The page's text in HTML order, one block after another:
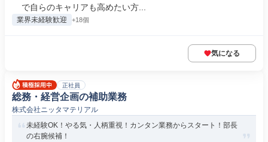
で自らのキャリアも高めたい方...
業界未経験歓迎 +18個
気になる
正社員
総務・経営企画の補助業務
株式会社ニッタマテリアル
未経験OK！やる気・人柄重視！カンタン業務からスタート！部長
の右腕候補！